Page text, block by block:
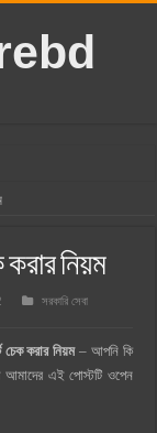
করার নিয়ম
সরকারি সেবা
চেক করার নিয়ম– আপনি কি
আমাদের এই পোস্টটি ওপেন